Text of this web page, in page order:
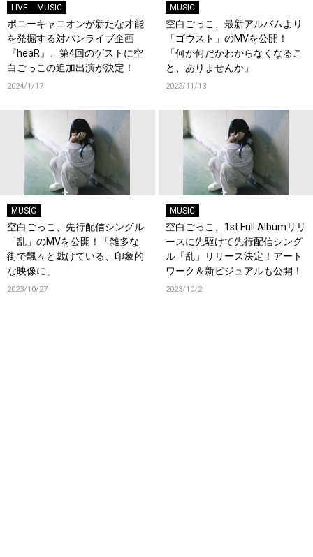
LIVE MUSIC
ポニーキャニオンが新たな才能
を発掘する対バンライブ企画
『heaR』、第4回のゲストに空
白ごっこの追加出演が決定！
2024/1/17
MUSIC
空白ごっこ、最新アルバムより
「ゴウスト」のMVを公開！
「何が何だかわからなくなるこ
と、ありませんか」
2023/11/13
MUSIC
空白ごっこ、先行配信シングル
「乱」のMVを公開！「雑多な
街で飄々と戯けている、印象的
な映像に」
2023/10/27
MUSIC
空白ごっこ、1st Full Albumリリ
ースに先駆けて先行配信シング
ル「乱」リリース決定！アート
ワーク＆新ビジュアルも公開！
2023/10/2